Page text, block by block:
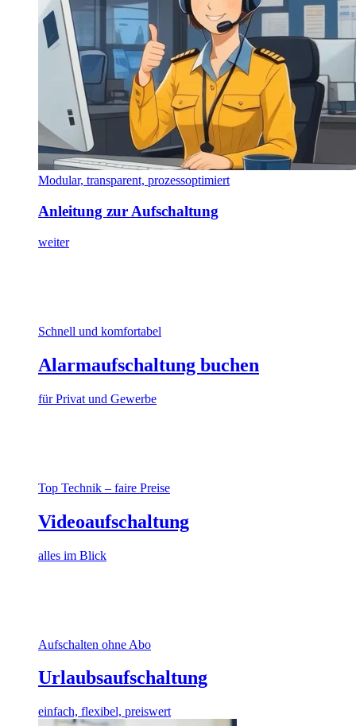
Modular, transparent, prozessoptimiert
Anleitung zur Aufschaltung
weiter
Schnell und komfortabel
Alarmaufschaltung buchen
für Privat und Gewerbe
Top Technik – faire Preise
Videoaufschaltung
alles im Blick
Aufschalten ohne Abo
Urlaubsaufschaltung
einfach, flexibel, preiswert